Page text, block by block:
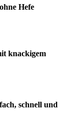
Hefe
knackigem
schnell und